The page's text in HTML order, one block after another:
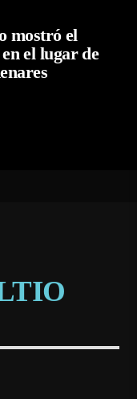
mostró el
el lugar de